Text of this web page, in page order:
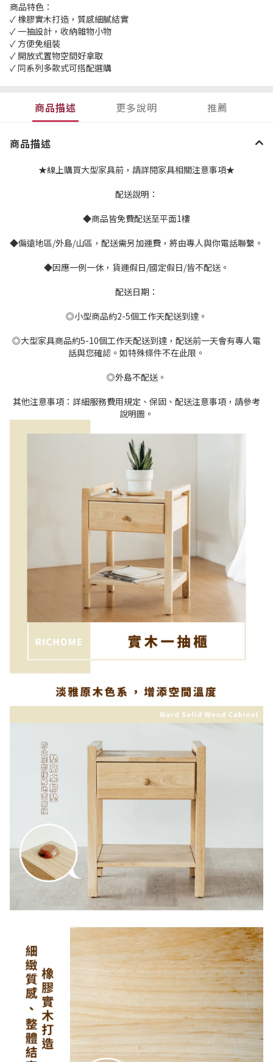
商品特色：
✓ 橡膠實木打造，質感細膩結實
✓ 一抽設計，收納雜物小物
✓ 方便免組裝
✓ 開放式置物空間好拿取
✓ 同系列多款式可搭配選購
商品描述 更多說明 推薦
商品描述
★線上購買大型家具前，請詳閱家具相關注意事項★
配送說明：
◆商品皆免費配送至平面1樓
◆偏遠地區/外島/山區，配送需另加運費，將由專人與你電話聯繫。
◆因應一例一休，貨運假日/國定假日/皆不配送。
配送日期：
◎小型商品約2-5個工作天配送到達。
◎大型家具商品約5-10個工作天配送到達，配送前一天會有專人電
話與您確認。如特殊條件不在此限。
◎外島不配送。
其他注意事項：詳細服務費用規定、保固、配送注意事項，請參考
說明圖。